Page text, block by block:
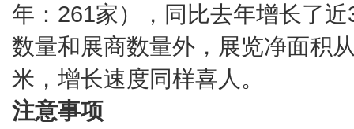
年：261家），同比去年增长了
数量和展商数量外，展览净面积
米，增长速度同样喜人。
注意事项